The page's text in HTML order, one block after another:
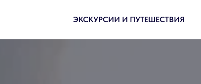
ЭКСКУРСИИ И ПУТЕШЕСТВИЯ